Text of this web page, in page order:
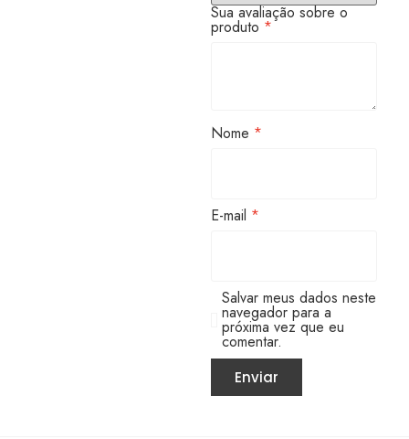
Sua avaliação sobre o
produto *
Nome *
E-mail *
Salvar meus dados neste
navegador para a
próxima vez que eu
comentar.